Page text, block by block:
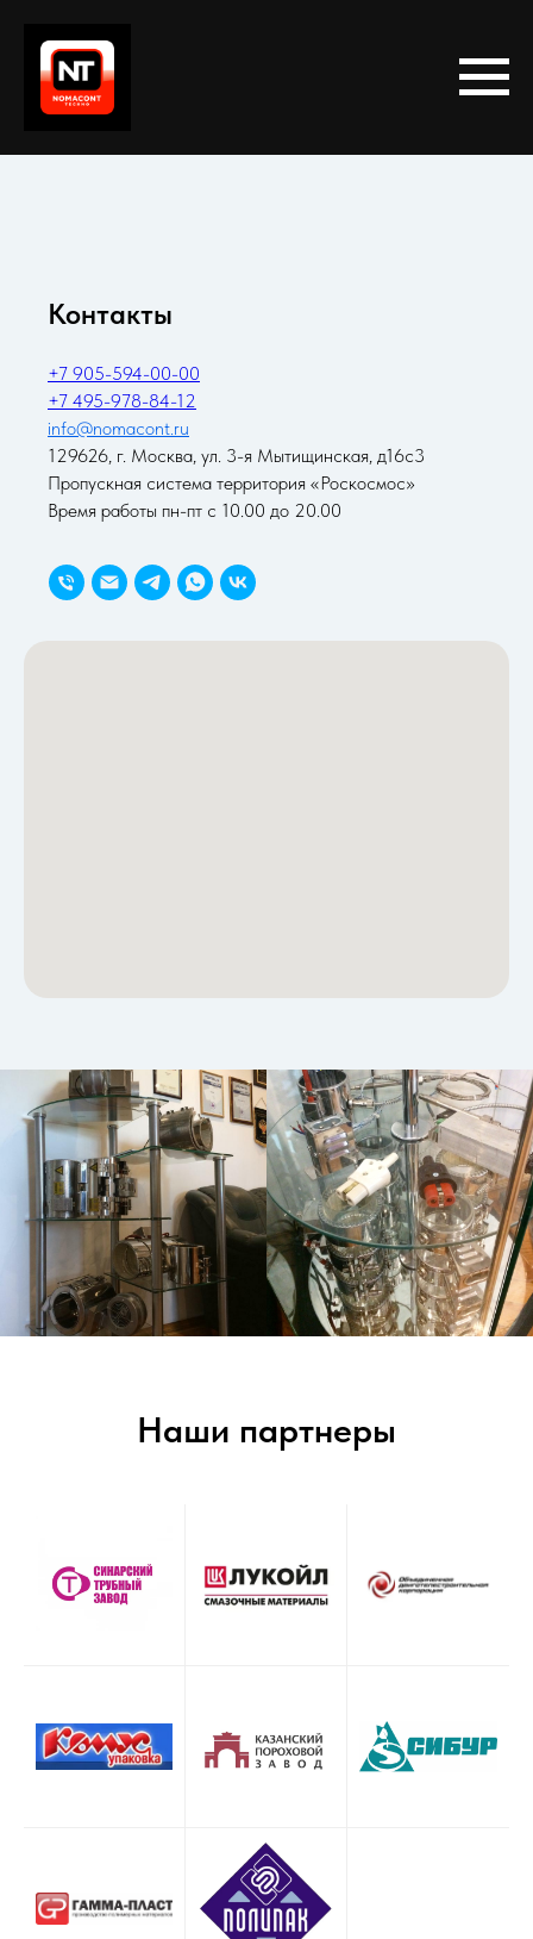
Контакты
+7 905-594-00-00
+7 495-978-84-12
info@nomacont.ru
129626, г. Москва, ул. 3-я Мытищинская, д16с3
Пропускная система территория «Роскосмос»
Время работы пн-пт с 10.00 до 20.00
Наши партнеры